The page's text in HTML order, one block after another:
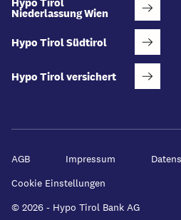
Hypo Tirol
Niederlassung Wien
Hypo Tirol Südtirol
Hypo Tirol versichert
AGB Impressum
Cookie Einstellungen
© 2026 - Hypo Tirol Bank AG